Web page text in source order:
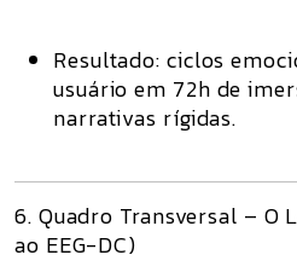
Resultado: ciclos
usuário em 72h de
narrativas rígidas.
6. Quadro Transversal – O
ao EEG-DC)